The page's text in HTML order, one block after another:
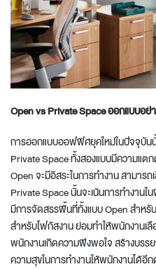
Open vs Private Space ออกแบบอย่า
การออกแบบออฟฟิศยุคใหม่ในปัจจุบัน
Private Space ทั้งสองแบบมีความแต
Open จะมีอิสระในการทำงาน สามาร
Private Space นั้นจะเน้นการทำงาน
มีการจัดสรรพื้นที่ทั้งแบบ Open สำหรั
สำหรับโฟกัสงาน ย่อมทำให้พนักงานเ
พนักงานเกิดความพึงพอใจ สร้างบรร
ความสุขในการทำงานให้พนักงานได้อี